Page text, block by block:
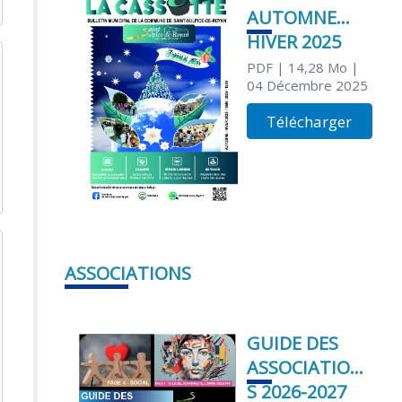
AUTOMNE
HIVER 2025
PDF| 14,28 Mo |
04 Décembre 2025
Télécharger
ASSOCIATIONS
GUIDE DES
ASSOCIATION
S 2026-2027